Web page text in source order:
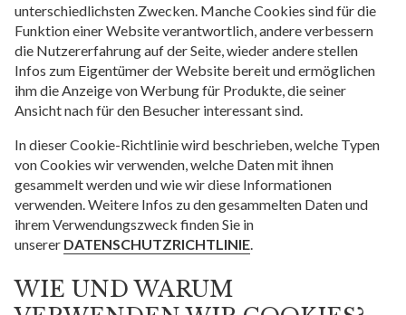
unterschiedlichsten Zwecken. Manche Cookies sind für die
Funktion einer Website verantwortlich, andere verbessern
die Nutzererfahrung auf der Seite, wieder andere stellen
Infos zum Eigentümer der Website bereit und ermöglichen
ihm die Anzeige von Werbung für Produkte, die seiner
Ansicht nach für den Besucher interessant sind.
In dieser Cookie-Richtlinie wird beschrieben, welche Typen
von Cookies wir verwenden, welche Daten mit ihnen
gesammelt werden und wie wir diese Informationen
verwenden. Weitere Infos zu den gesammelten Daten und
ihrem Verwendungszweck finden Sie in
unserer DATENSCHUTZRICHTLINIE.
WIE UND WARUM